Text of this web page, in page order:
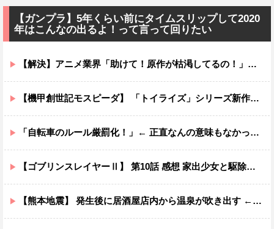
【ガンプラ】5年くらい前にタイムスリップして2020
年はこんなの出るよ！って言って回りたい
【解決】アニメ業界「助けて！原作が枯渇してるの！」←いや既存作品の2期やったら良いよね？
【機甲創世記モスピーダ】 「トイライズ」シリーズ新作【明日予約開始】
「自転車のルール厳罰化！」← 正直なんの意味もなかった件ｗｗｗｗｗｗｗｗ
【ゴブリンスレイヤーⅡ】 第10話 感想 家出少女と駆除業者
【熊本地震】 発生後に居酒屋店内から温泉が吹き出す ← これ前触れじゃね？